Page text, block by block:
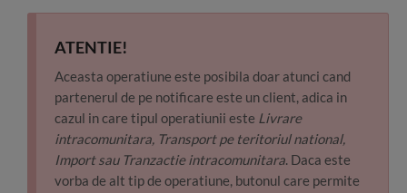
ATENTIE!
Aceasta operatiune este posibila doar atunci cand
partenerul de pe notificare este un client, adica in
cazul in care tipul operatiunii este Livrare
intracomunitara, Transport pe teritoriul national,
Import sau Tranzactie intracomunitara. Daca este
vorba de alt tip de operatiune, butonul care permite